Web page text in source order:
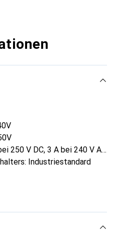
250 V DC, 3 A bei 240 V AC
Industriestandard